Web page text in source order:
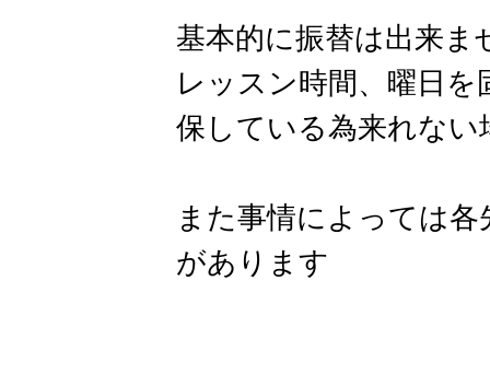
基本的に振替は出来ま
レッスン時間、曜日
保している為来れな
また事情によっては
があります